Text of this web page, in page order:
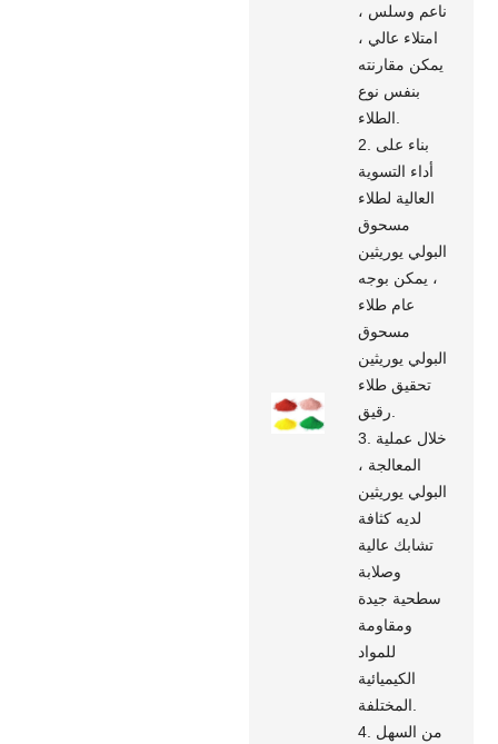
ناعم وسلس ،
امتلاء عالي ،
يمكن مقارنته
بنفس نوع
2. بناء على
أداء التسوية
العالية لطلاء
مسحوق
البولي يوريثين
، يمكن بوجه
عام طلاء
مسحوق
البولي يوريثين
تحقيق طلاء
3. خلال عملية
المعالجة ،
البولي يوريثين
لديه كثافة
تشابك عالية
وصلابة
سطحية جيدة
ومقاومة
للمواد
الكيميائية
4. من السهل